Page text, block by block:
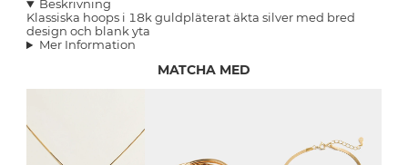
Beskrivning
Klassiska hoops i 18k guldpläterat äkta silver med bred
design och blank yta
Mer Information
MATCHA MED